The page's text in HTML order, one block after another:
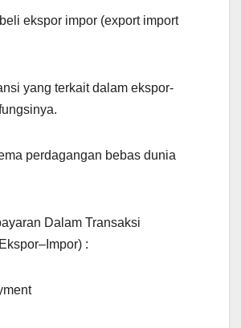
ekspor impor (export import
yang terkait dalam ekspor-
perdagangan bebas dunia
Dalam Transaksi
: